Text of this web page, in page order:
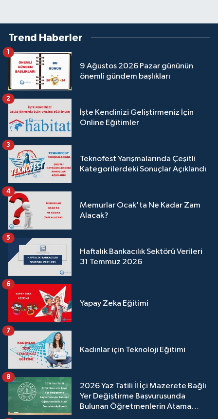
Trend Haberler
9 Ağustos 2026 Pazar gününün
önemli gündem başlıkları
1
İşte Kendinizi Geliştirmeniz İçin
Online Eğitimler
2
Teknofest Yarışmalarında Çeşitli
Kategorilerdeki Sonuçlar Açıklandı
3
Memurlar Ocak'ta Ne Kadar Zam
Alacak?
4
Haftalık Bankacılık Sektörü Verileri
31 Temmuz 2026
5
Yapay Zeka Eğitimi
6
Kadınlar için Teknoloji Eğitimi
7
2026 Yaz Tatili İl İçi Mazerete Bağlı
Yer Değiştirme Başvurusunda
Bulunan Öğretmenlerin Atama
8